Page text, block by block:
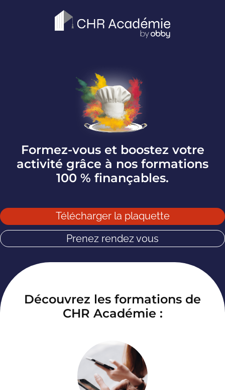
Formez-vous et boostez votre
activité grâce à nos formations
100 % finançables.
Télécharger la plaquette
Prenez rendez vous
Découvrez les formations de
CHR Académie :